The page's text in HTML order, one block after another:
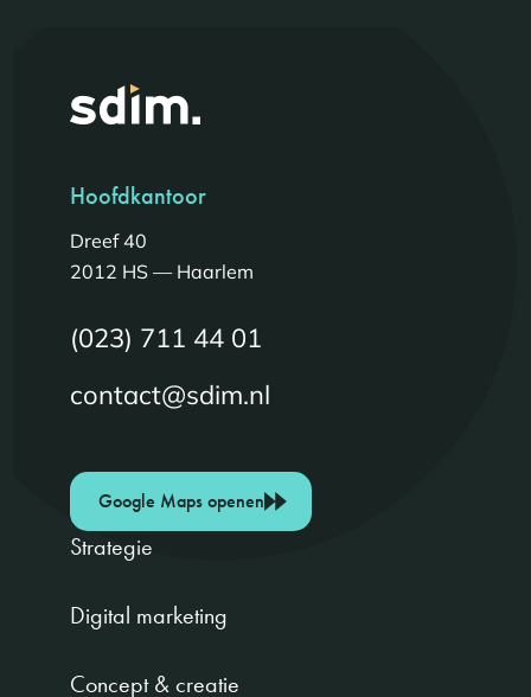
Hoofdkantoor
Dreef 40
2012 HS — Haarlem
(023) 711 44 01
contact@sdim.nl
Google Maps openen
Strategie
Digital marketing
Concept & creatie